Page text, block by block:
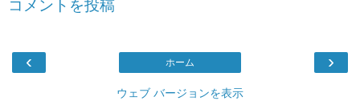
コメントを投稿
‹ ›
ホーム
ウェブ バージョンを表示